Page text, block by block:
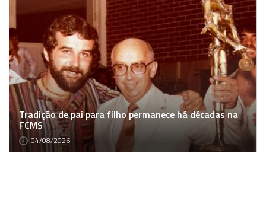
Tradição de pai para filho permanece há décadas na
FCMS
04/08/2026